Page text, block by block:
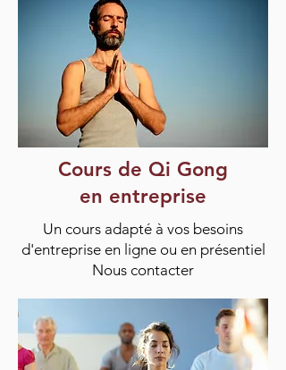
Cours de Qi Gong
en entreprise
Un cours adapté à vos besoins
d'entreprise en ligne ou en présentiel
Nous contacter